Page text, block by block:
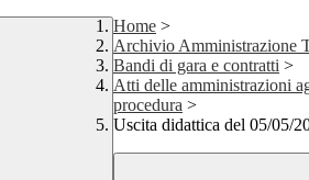
Home >
Archivio Amministrazione
Bandi di gara e contratti >
Atti delle amministrazioni
procedura >
Uscita didattica del 05/05/